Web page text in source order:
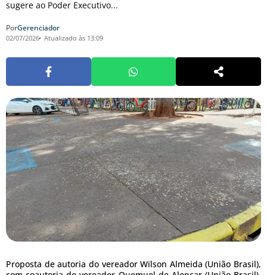
sugere ao Poder Executivo...
PorGerenciador
02/07/2026 Atualizado às 13:09
Proposta de autoria do vereador Wilson Almeida (União Brasil),